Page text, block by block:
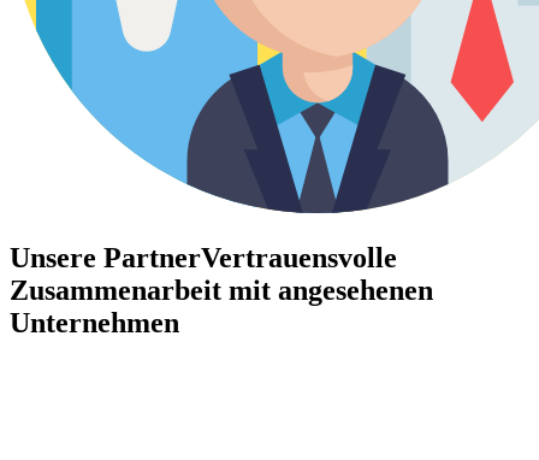
Unsere PartnerVertrauensvolle
Zusammenarbeit mit angesehenen
Unternehmen